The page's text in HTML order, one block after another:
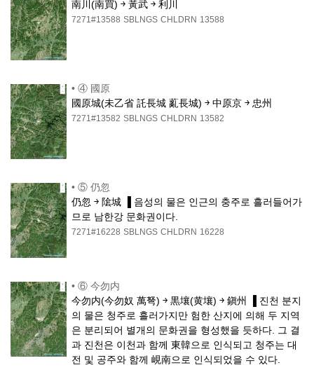
南川(南買) ￫ 黃武 ￫ 利川
7271#13588 SBLNGS CHLDRN 13588
• ④ 國原
國原城(未乙省 託長城 薍長城) ￫ 中原京 ￫ 忠州
7271#13582 SBLNGS CHLDRN 13582
• ⑤ 仍忽
仍忽 ￫ 隂城 ▐ 음성의 물은 인근의 충주로 흘러들어가
므로 남한강 문화권이다.
7271#16228 SBLNGS CHLDRN 16228
• ⑥ 今勿内
今勿内(今勿奴 萬弩) ￫ 黒壤(黄壤) ￫ 鎭州 ▐ 진천 분지
의 물은 청주로 흘러가지만 험한 산지에 의해 두 지역
은 분리되어 별개의 문화권을 형성했을 듯하다. 그 결
과 진천은 이천과 함께 東韓으로 인식되고 청주는 대
전 및 공주와 함께 峴南으로 인식되었을 수 있다.